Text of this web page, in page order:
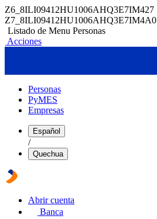
Z6_8ILI09412HU1006AHQ3E7IM427
Z7_8ILI09412HU1006AHQ3E7IM4A0
Listado de Menu Personas
Acciones
Personas
PyMES
Empresas
Español
/
Quechua
Abrir cuenta
Banca